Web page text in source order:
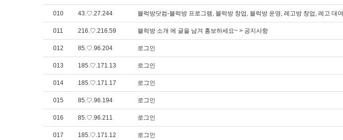
010 43.♡.27.244 블럭방닷컴-블럭방 프로그램, 블럭방 창업, 블럭방 운영, 레고방 창업, 레고 대여
011 216.♡.216.59 블럭방 소개 에 글을 남겨 홍보하세요~ > 공지사항
012 85.♡.96.204 로그인
013 185.♡.171.13 로그인
014 185.♡.171.17 로그인
015 85.♡.96.194 로그인
016 85.♡.96.211 로그인
017 185.♡.171.12 로그인